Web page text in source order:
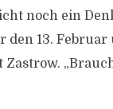
noch ein
den 13.